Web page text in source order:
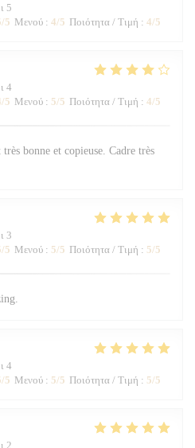
5
/5 Μενού : 4/5 Ποιότητα / Τιμή : 4/5
4
/5 Μενού : 5/5 Ποιότητα / Τιμή : 4/5
bonne et copieuse. Cadre très
3
/5 Μενού : 5/5 Ποιότητα / Τιμή : 5/5
4
/5 Μενού : 5/5 Ποιότητα / Τιμή : 5/5
2